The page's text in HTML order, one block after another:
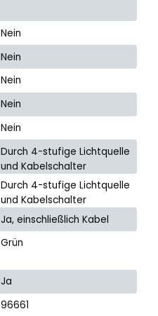
Nein
Nein
Nein
Nein
Nein
Durch 4-stufige Lichtquelle
und Kabelschalter
Durch 4-stufige Lichtquelle
und Kabelschalter
Ja, einschließlich Kabel
Grün
Ja
96661